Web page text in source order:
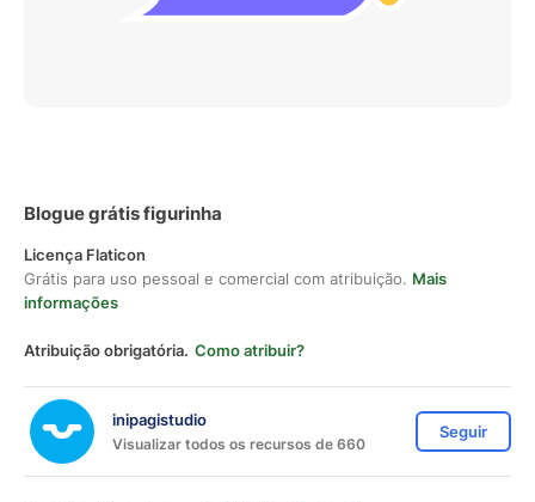
Blogue grátis figurinha
Licença Flaticon
Grátis para uso pessoal e comercial com atribuição. Mais
informações
Atribuição obrigatória. Como atribuir?
inipagistudio
Visualizar todos os recursos de 660
Seguir